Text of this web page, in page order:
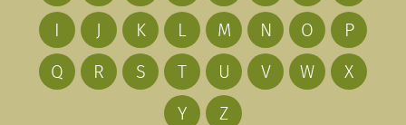
I
J K L M N O
P
Q
R S T U V W
X
Y
Z